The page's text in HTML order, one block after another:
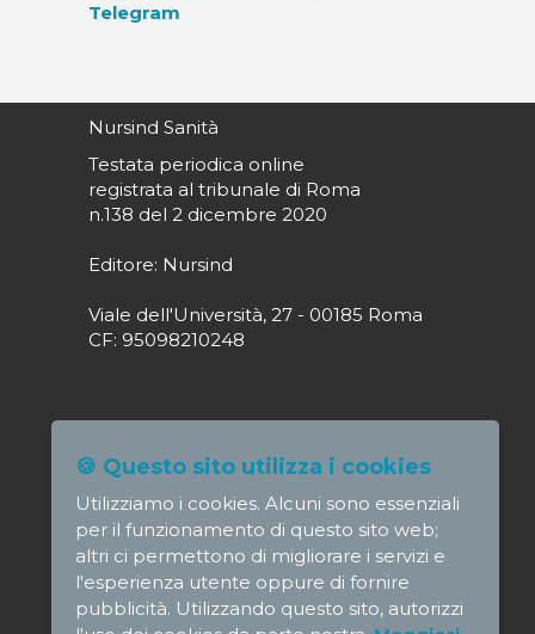
Telegram
Nursind Sanità
Testata periodica online
registrata al tribunale di Roma
n.138 del 2 dicembre 2020
Editore: Nursind
Viale dell'Università, 27 - 00185 Roma
CF: 95098210248
Direttore responsabile: Paola Alagia
direttore@nursindsanita.it
Redazione: redazione@nursindsanita.it
🍪 Questo sito utilizza i cookies
Utilizziamo i cookies. Alcuni sono essenziali
per il funzionamento di questo sito web;
altri ci permettono di migliorare i servizi e
l'esperienza utente oppure di fornire
pubblicità. Utilizzando questo sito, autorizzi